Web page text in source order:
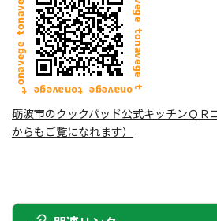
砺波市のクックパッド公式キッチンＱＲ
からもご覧になれます）